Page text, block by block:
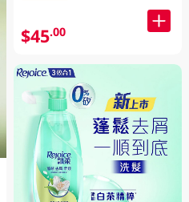
$45.00